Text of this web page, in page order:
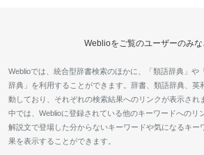
Weblioをご覧のユーザーのみ
Weblioでは、統合型辞書検索のほかに、「類語辞典」や
辞典」を利用することができます。辞書、類語辞典、英
動しており、それぞれの検索結果へのリンクが表示され
中では、Weblioに登録されている他のキーワードへのリ
解説文で登場した分からないキーワードや気になるキー
果を表示することができます。